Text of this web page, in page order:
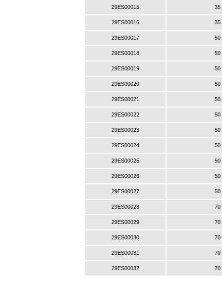
29ES00015 35
29ES00016 35
29ES00017 50
29ES00018 50
29ES00019 50
29ES00020 50
29ES00021 50
29ES00022 50
29ES00023 50
29ES00024 50
29ES00025 50
29ES00026 50
29ES00027 50
29ES00028 70
29ES00029 70
29ES00030 70
29ES00031 70
29ES00032 70